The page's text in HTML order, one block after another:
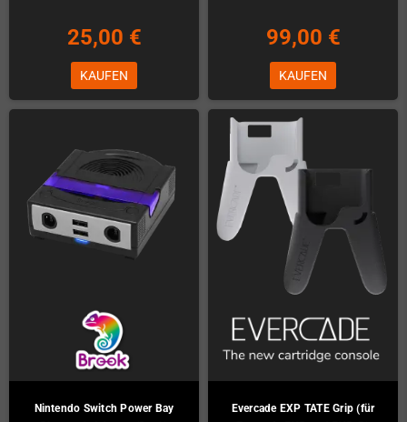
25,00 €
KAUFEN
99,00 €
KAUFEN
Nintendo Switch Power Bay
Evercade EXP TATE Grip (für